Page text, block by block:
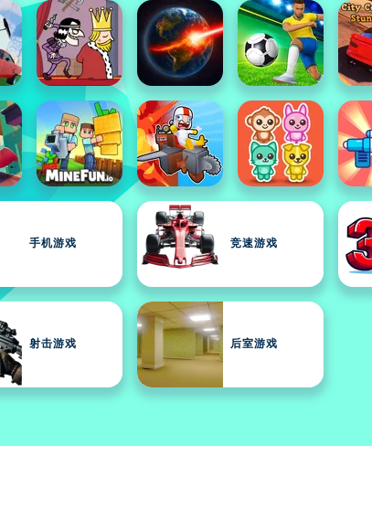
手机游戏 竞速游戏
射击游戏 后室游戏